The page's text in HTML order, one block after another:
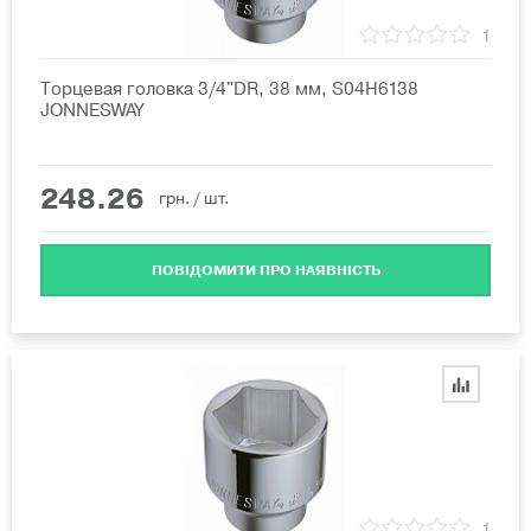
1
Торцевая головка 3/4"DR, 38 мм, S04H6138
JONNESWAY
248.26 грн. / шт.
ПОВІДОМИТИ ПРО НАЯВНІСТЬ